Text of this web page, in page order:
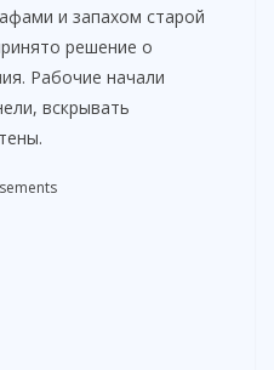
и запахом старой
решение о
Рабочие начали
вскрывать